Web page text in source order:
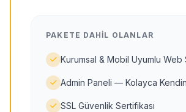
PAKETE DAHIL OLANLAR
Kurumsal & Mobil Uyumlu Web
Admin Paneli — Kolayca
SSL Güvenlik Sertifikası